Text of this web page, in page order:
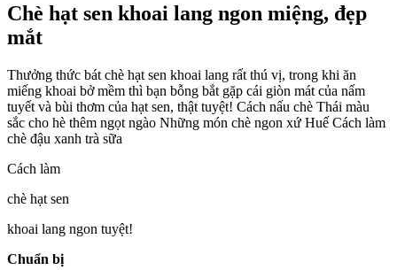
Chè hạt sen khoai lang ngon miệng, đẹp
mắt
Thưởng thức bát chè hạt sen khoai lang rất thú vị, trong khi ăn
miếng khoai bở mềm thì bạn bỗng bắt gặp cái giòn mát của nấm
tuyết và bùi thơm của hạt sen, thật tuyệt! Cách nấu chè Thái màu
sắc cho hè thêm ngọt ngào Những món chè ngon xứ Huế Cách làm
chè đậu xanh trà sữa
Cách làm
chè hạt sen
khoai lang ngon tuyệt!
Chuẩn bị